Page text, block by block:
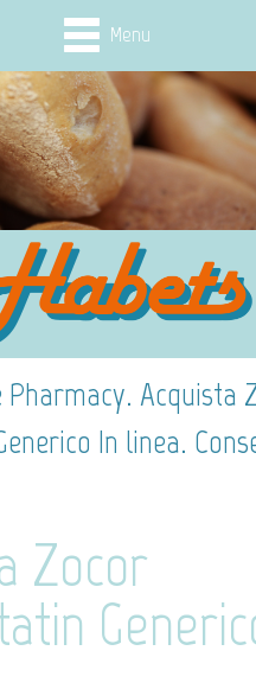
Menu
Pharmacy. Acquista
In linea.
Zocor